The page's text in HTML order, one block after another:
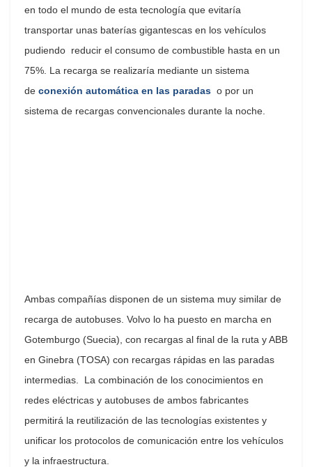
en todo el mundo de esta tecnología que evitaría
transportar unas baterías gigantescas en los vehículos
pudiendo reducir el consumo de combustible hasta en un
75%. La recarga se realizaría mediante un sistema
de conexión automática en las paradas o por un
sistema de recargas convencionales durante la noche.
Ambas compañías disponen de un sistema muy similar de
recarga de autobuses. Volvo lo ha puesto en marcha en
Gotemburgo (Suecia), con recargas al final de la ruta y ABB
en Ginebra (TOSA) con recargas rápidas en las paradas
intermedias. La combinación de los conocimientos en
redes eléctricas y autobuses de ambos fabricantes
permitirá la reutilización de las tecnologías existentes y
unificar los protocolos de comunicación entre los vehículos
y la infraestructura.